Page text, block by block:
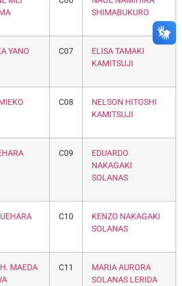
SHIMABUKURO
YANO C07
ELISA TAMAKI
KAMITSUJI
C08
NELSON HITOSHI
KAMITSUJI
C09
EDUARDO
NAKAGAKI
SOLANAS
C10
KENZO NAKAGAKI
SOLANAS
MAEDA
C11
MARIA AURORA
SOLANAS LERIDA